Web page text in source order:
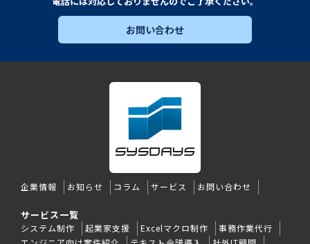
お問い合わせ
企業情報 お知らせ コラム サービス お問い合わせ
サービス一覧
システム制作 起業家支援 Excelマクロ制作
事務作業代行